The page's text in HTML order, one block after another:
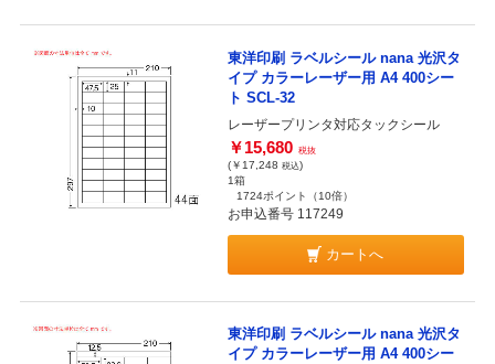
東洋印刷 ラベルシール nana 光沢タ
イプ カラーレーザー用 A4 400シー
ト SCL-32
レーザープリンタ対応タックシール
￥15,680 税抜
(￥17,248 税込)
1箱
1724ポイント
（10倍）
お申込番号 117249
カートへ
東洋印刷 ラベルシール nana 光沢タ
イプ カラーレーザー用 A4 400シー